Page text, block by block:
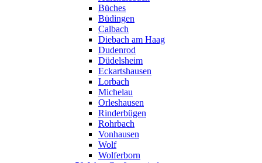
Büches
Büdingen
Calbach
Diebach am Haag
Dudenrod
Düdelsheim
Eckartshausen
Lorbach
Michelau
Orleshausen
Rinderbügen
Rohrbach
Vonhausen
Wolf
Wolferborn